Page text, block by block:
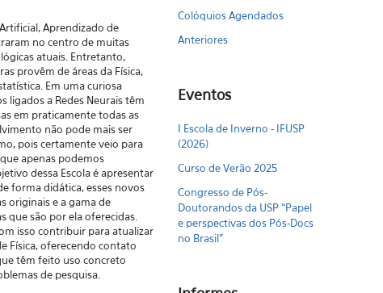
Aprendizado de
no centro de muitas
atuais. Entretanto,
provêm de áreas da Física,
Em uma curiosa
ligados a Redes Neurais têm
em praticamente todas as
não pode mais ser
pois certamente veio para
apenas podemos
dessa Escola é apresentar
forma didática, esses novos
originais e a gama de
que são por ela oferecidas.
isso contribuir para atualizar
Física, oferecendo contato
têm feito uso concreto
de pesquisa.
Colóquios Agendados
Anteriores
Eventos
I Escola de Inverno - IFUSP
(2026)
Curso de Verão 2025
Congresso de Pós-
Doutorandos da USP “Papel
e perspectivas dos Pós-Docs
no Brasil"